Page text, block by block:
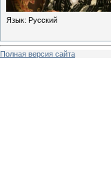
Язык: Русский
Полная версия сайта